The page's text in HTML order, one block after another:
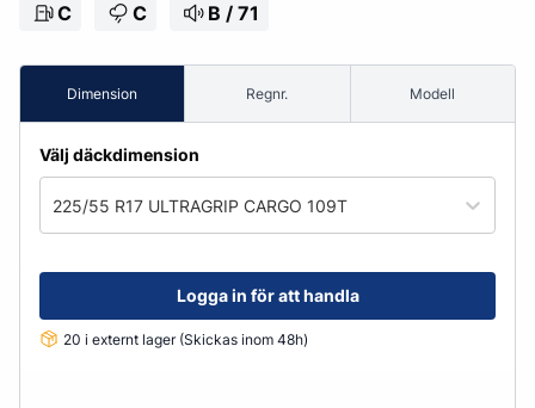
C C B / 71
Dimension Regnr. Modell
Välj däckdimension
225/55 R17 ULTRAGRIP CARGO 109T
Logga in för att handla
20 i externt lager (Skickas inom 48h)